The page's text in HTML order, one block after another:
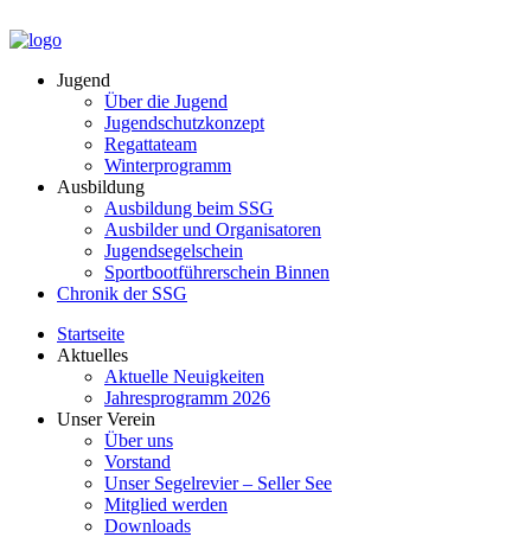
Jugend
Über die Jugend
Jugendschutzkonzept
Regattateam
Winterprogramm
Ausbildung
Ausbildung beim SSG
Ausbilder und Organisatoren
Jugendsegelschein
Sportbootführerschein Binnen
Chronik der SSG
Startseite
Aktuelles
Aktuelle Neuigkeiten
Jahresprogramm 2026
Unser Verein
Über uns
Vorstand
Unser Segelrevier – Seller See
Mitglied werden
Downloads